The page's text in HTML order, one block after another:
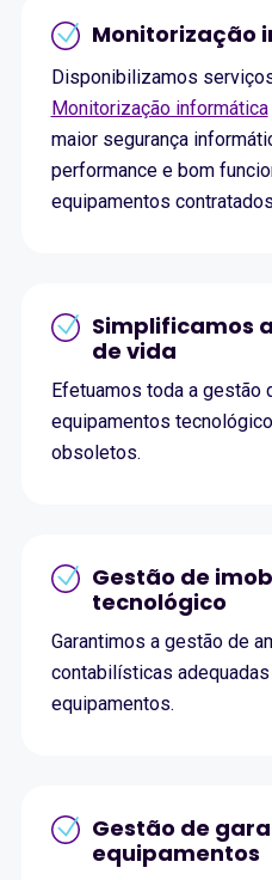
Monitorização
Disponibilizamos
Monitorização informática
maior segurança
performance e bom
equipamentos
Simplificamos
de vida
Efetuamos toda a gestão
equipamentos
obsoletos.
Gestão de
tecnológico
Garantimos a gestão de
contabilísticas
equipamentos.
Gestão de
equipamentos